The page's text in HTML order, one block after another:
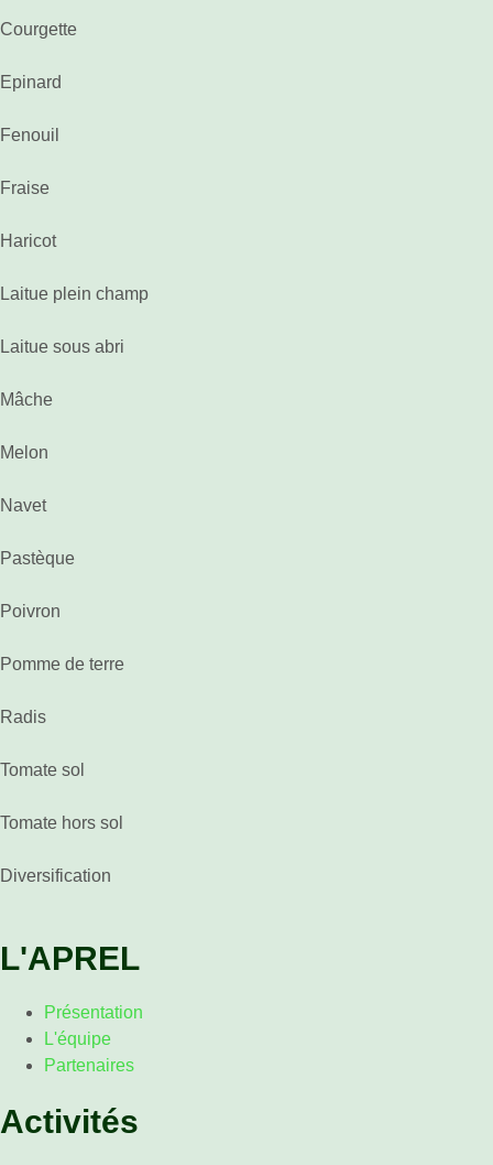
Courgette
Epinard
Fenouil
Fraise
Haricot
Laitue plein champ
Laitue sous abri
Mâche
Melon
Navet
Pastèque
Poivron
Pomme de terre
Radis
Tomate sol
Tomate hors sol
Diversification
L'APREL
Présentation
L'équipe
Partenaires
Activités